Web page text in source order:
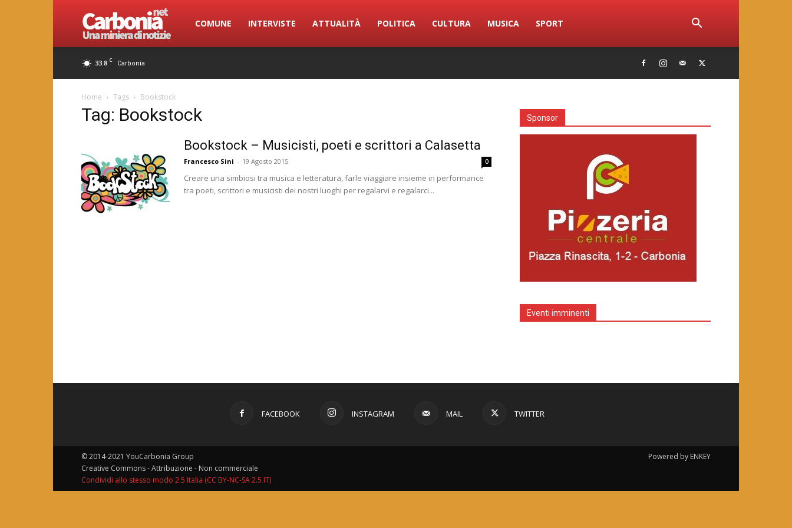
Carbonia.net
COMUNE INTERVISTE ATTUALITÀ POLITICA CULTURA MUSICA SPORT
33.8 C Carbonia
Home Tags Bookstock
Tag: Bookstock
Bookstock – Musicisti, poeti e scrittori a Calasetta
Francesco Sini - 19 Agosto 2015 0
Creare una simbiosi tra musica e letteratura, farle viaggiare insieme in performance
tra poeti, scrittori e musicisti dei nostri luoghi per regalarvi e regalarci...
Sponsor
Eventi imminenti
FACEBOOK INSTAGRAM MAIL TWITTER
Powered by ENKEY
© 2014-2021 YouCarbonia Group
Creative Commons - Attribuzione - Non commerciale
Condividi allo stesso modo 2.5 Italia (CC BY-NC-SA 2.5 IT)